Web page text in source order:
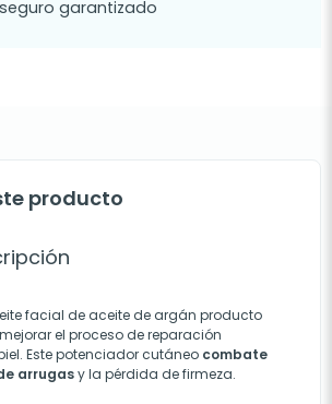
seguro garantizado
producto
facial de aceite de argán producto
el proceso de reparación
Este potenciador cutáneo combate
arrugasy la pérdida de firmeza.